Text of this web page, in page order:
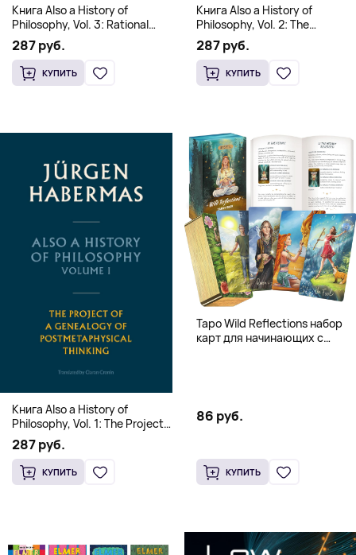
Книга Also a History of
Philosophy, Vol. 3: Rational
Freedom. Traces of the
Discourse on Faith and
Knowledge (Твердый
переплет)
287 руб.
КУПИТЬ
Книга Also a History of
Philosophy, Vol. 2: The
Occidental Constellation of
Faith and Knowledge
(Твердый переплет)
287 руб.
КУПИТЬ
Книга Also a History of
Philosophy, Vol. 1: The Project
of a Genealogy of
Postmetaphysical Thinking
(Твердый переплет)
287 руб.
КУПИТЬ
Таро Wild Reflections набор
карт для начинающих с
86 руб.
КУПИТЬ